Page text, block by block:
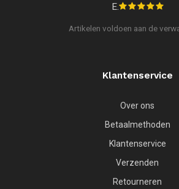
E.
Artikelen voldoen aan de
Klantenservice
Over ons
Betaalmethoden
Klantenservice
Verzenden
Retourneren